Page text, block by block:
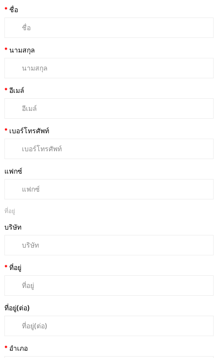
ชื่อ
นามสกุล
อีเมล์
เบอร์โทรศัพท์
แฟกซ์
ที่อยู่
บริษัท
ที่อยู่
ที่อยู่(ต่อ)
อำเภอ